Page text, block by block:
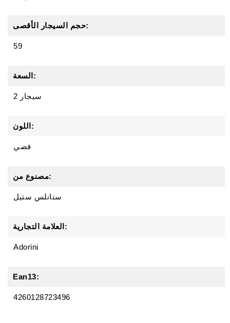
حجم السيجار الأقصى:
59
السعة:
2 سيجار
اللون:
فضي
مصنوع من:
ستانلس ستيل
العلامة التجارية:
Adorini
Ean13:
4260128723496